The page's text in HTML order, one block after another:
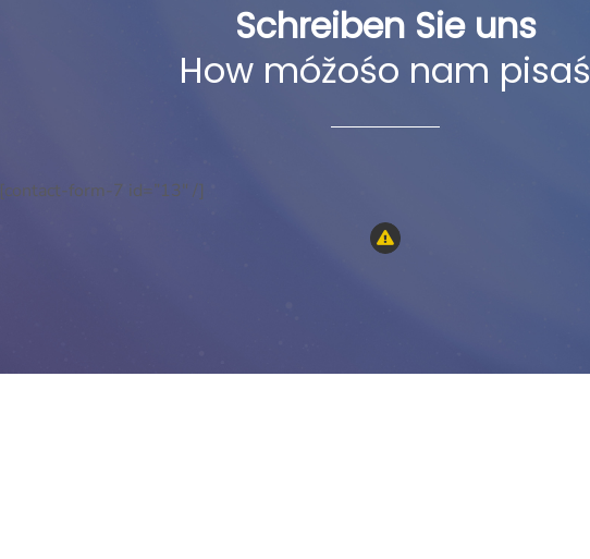
Schreiben Sie uns
How móžośo nam pisaś
[contact-form-7 id=”13″ /]